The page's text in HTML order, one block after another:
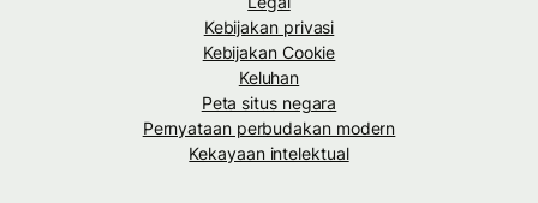
Kebijakan privasi
Kebijakan Cookie
Keluhan
Peta situs negara
Pernyataan perbudakan modern
Kekayaan intelektual